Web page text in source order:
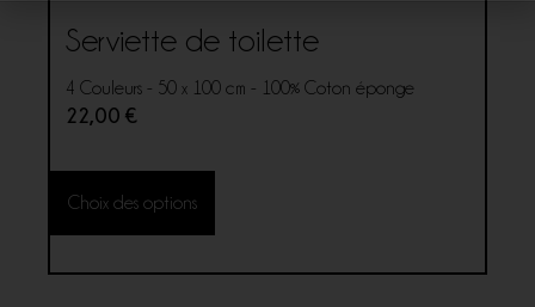
Serviette de toilette
4 Couleurs - 50 x 100 cm - 100% Coton éponge
22,00 €
Choix des options